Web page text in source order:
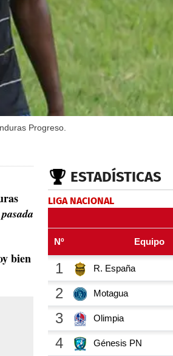
Progreso.
bien
ESTADÍSTICAS
LIGA NACIONAL